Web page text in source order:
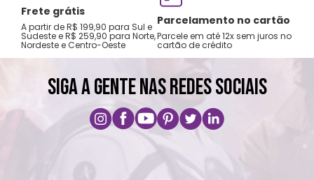
Frete grátis
A partir de R$ 199,90 para Sul e
Sudeste e R$ 259,90 para Norte,
Nordeste e Centro-Oeste
Parcelamento no cartão
Parcele em até 12x sem juros no
cartão de crédito
SIGA A GENTE NAS REDES SOCIAIS